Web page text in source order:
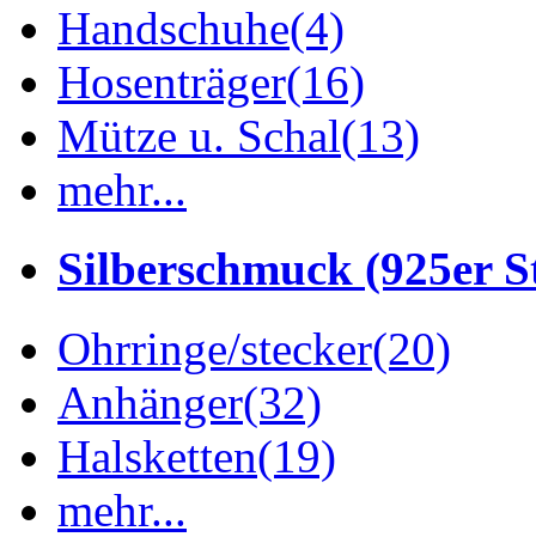
Handschuhe(4)
Hosenträger(16)
Mütze u. Schal(13)
mehr...
Silberschmuck (925er
Ohrringe/stecker(20)
Anhänger(32)
Halsketten(19)
mehr...